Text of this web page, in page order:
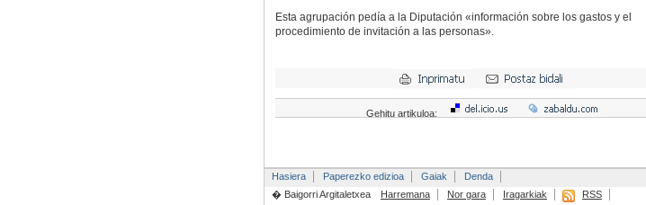
Esta agrupación pedía a la Diputación «información sobre los gastos y el
procedimiento de invitación a las personas».
Gehitu artikuloa:
Hasiera Paperezko edizioa Gaiak
Denda
� Baigorri Argitaletxea
Harremana Nor gara Iragarkiak RSS